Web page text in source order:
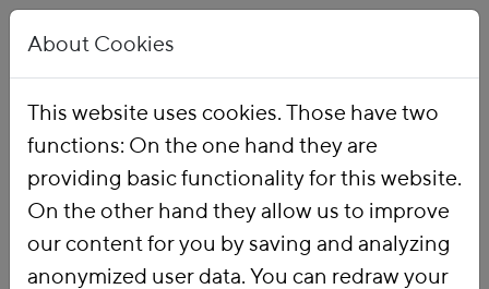
Publications
About Cookies
This website uses cookies. Those have two
functions: On the one hand they are
providing basic functionality for this website.
On the other hand they allow us to improve
our content for you by saving and analyzing
anonymized user data. You can redraw your